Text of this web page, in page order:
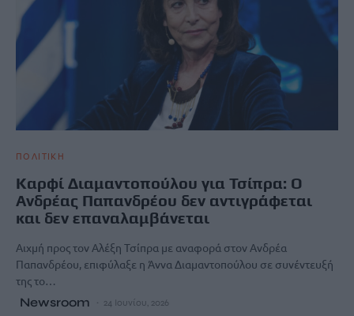
ΠΟΛΙΤΙΚΗ
Καρφί Διαμαντοπούλου για Τσίπρα: Ο
Ανδρέας Παπανδρέου δεν αντιγράφεται
και δεν επαναλαμβάνεται
Αιχμή προς τον Αλέξη Τσίπρα με αναφορά στον Ανδρέα
Παπανδρέου, επιφύλαξε η Άννα Διαμαντοπούλου σε συνέντευξή
της το…
Newsroom 24 Ιουνίου, 2026